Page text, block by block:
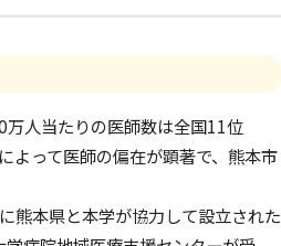
人当たりの医師数は全国11位
よって医師の偏在が顕著で、熊本市
熊本県と本学が協力して設立された